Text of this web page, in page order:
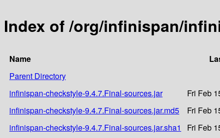
Index of /org/infinispan/
Name
Parent Directory
infinispan-checkstyle-9.4.7.Final-sources.jar
Fri Feb
infinispan-checkstyle-9.4.7.Final-sources.jar.md5
Fri Feb
infinispan-checkstyle-9.4.7.Final-sources.jar.sha1
Fri Feb